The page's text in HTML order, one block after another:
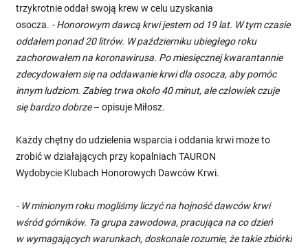
trzykrotnie oddał swoją krew w celu uzyskania
osocza. - Honorowym dawcą krwi jestem od 19 lat. W tym czasie
oddałem ponad 20 litrów. W październiku ubiegłego roku
zachorowałem na koronawirusa. Po miesięcznej kwarantannie
zdecydowałem się na oddawanie krwi dla osocza, aby pomóc
innym ludziom. Zabieg trwa około 40 minut, ale człowiek czuje
się bardzo dobrze– opisuje Miłosz.
Każdy chętny do udzielenia wsparcia i oddania krwi może to
zrobić w działających przy kopalniach TAURON
Wydobycie Klubach Honorowych Dawców Krwi.
- W minionym roku mogliśmy liczyć na hojność dawców krwi
wśród górników. Ta grupa zawodowa, pracująca na co dzień
w wymagających warunkach, doskonale rozumie, że takie zbiórki